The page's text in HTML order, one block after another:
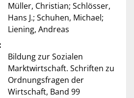
Müller, Christian; Schlösser,
Hans J.; Schuhen, Michael;
Liening, Andreas
Bildung zur Sozialen
Marktwirtschaft. Schriften zu
Ordnungsfragen der
Wirtschaft, Band 99